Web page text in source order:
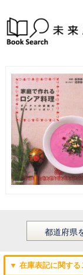
▼ 在庫表記に関する